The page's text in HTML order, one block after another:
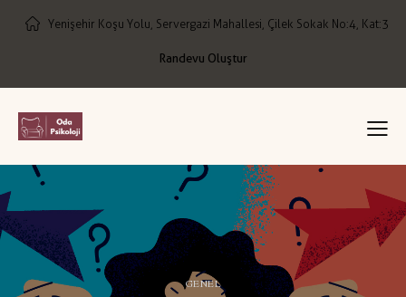
Yenişehir Koşu Yolu, Servergazi Mahallesi, Çilek Sokak No:4, Kat:3
Randevu Oluştur
GENEL